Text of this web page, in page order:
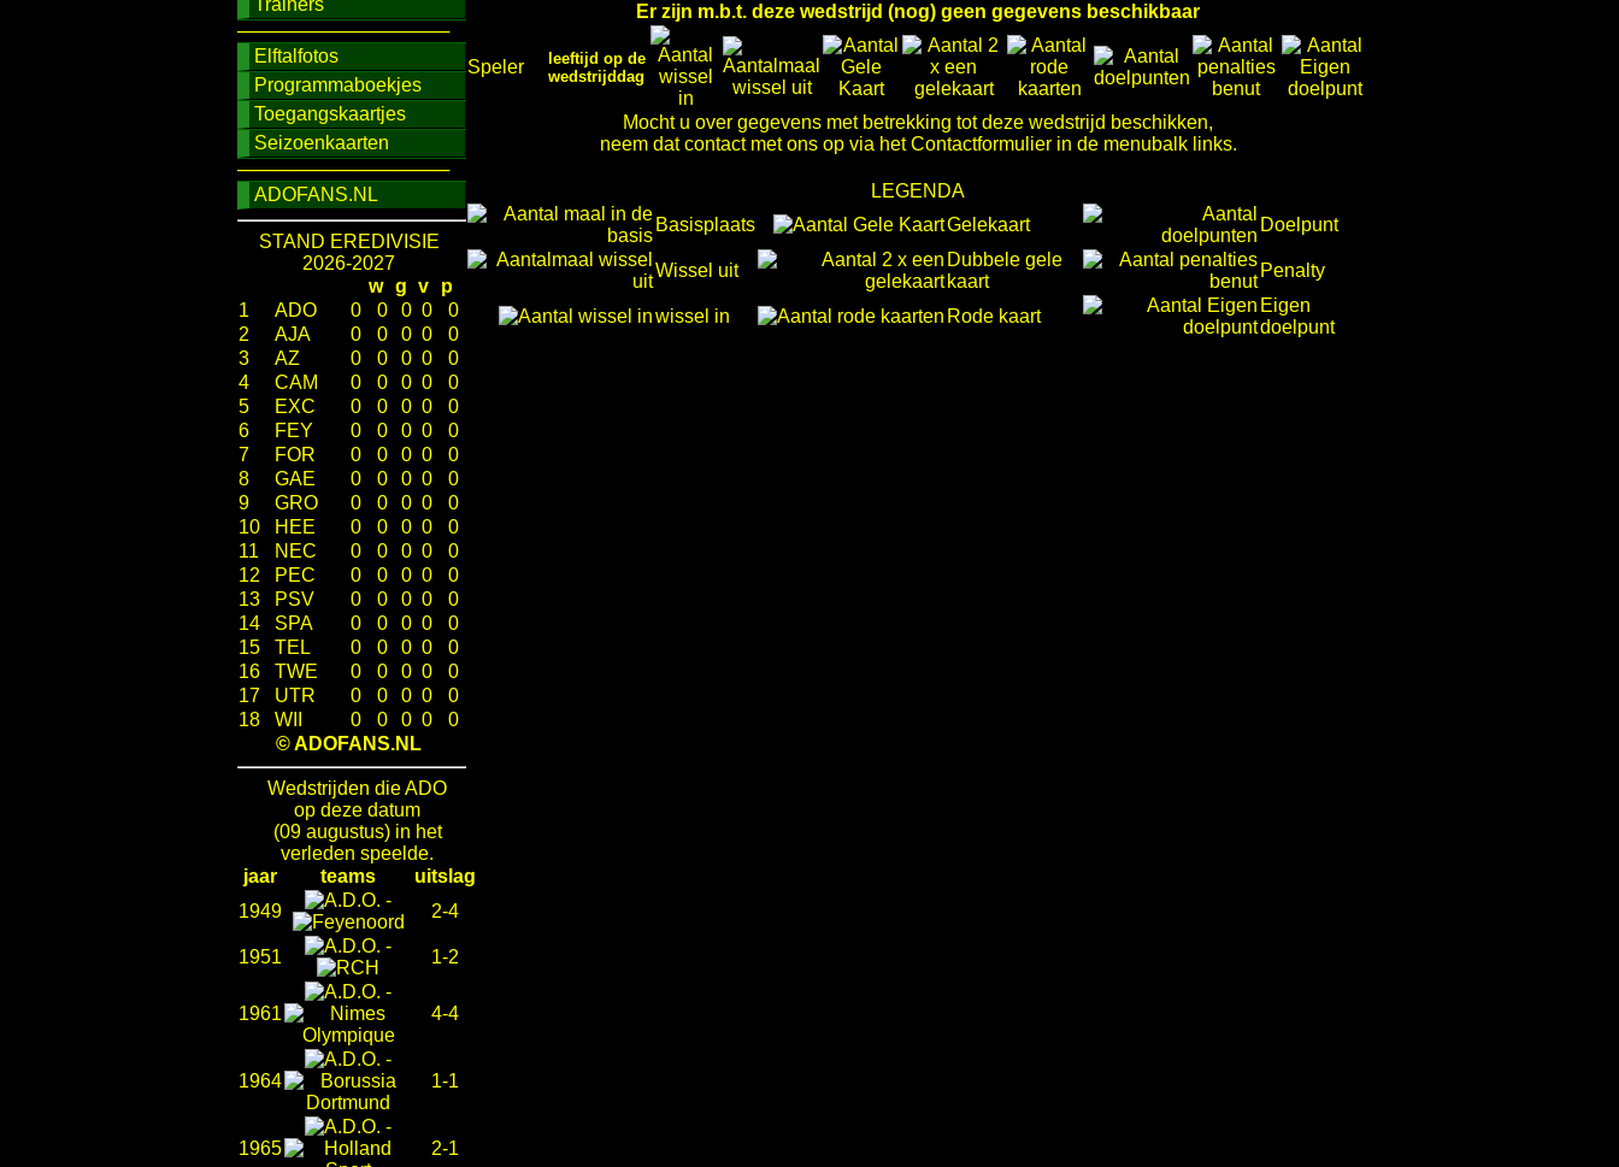
Trainers
────────────────
Elftalfotos
Programmaboekjes
Toegangskaartjes
Seizoenkaarten
────────────────
ADOFANS.NL
STAND EREDIVISIE
2026-2027
w g v
p
1
ADO 0 0 0 0
0
2
AJA 0 0 0 0
0
3
AZ 0 0 0 0
0
4
CAM 0 0 0 0
0
5
EXC 0 0 0 0
0
6
FEY 0 0 0 0
0
7
FOR 0 0 0 0
0
8
GAE 0 0 0 0
0
9
GRO 0 0 0 0
0
10
HEE 0 0 0 0
0
11
NEC 0 0 0 0
0
12
PEC 0 0 0 0
0
13
PSV 0 0 0 0
0
14
SPA 0 0 0 0
0
15
TEL 0 0 0 0
0
16
TWE 0 0 0 0
0
17
UTR 0 0 0 0
0
18
WII 0 0 0 0
0
© ADOFANS.NL
Wedstrijden die ADO
op deze datum
(09 augustus) in het
verleden speelde.
jaar
teams
uitslag
1949
-
2-4
1951
-
1-2
1961
-
4-4
1964
-
1-1
1965
-
2-1
Er zijn m.b.t. deze wedstrijd (nog) geen gegevens beschikbaar
Speler
leeftijd op de
wedstrijddag
Mocht u over gegevens met betrekking tot deze wedstrijd beschikken,
neem dat contact met ons op via het Contactformulier in de menubalk links.
LEGENDA
Basisplaats
Gelekaart Doelpunt
Wissel uit
Dubbele gele
kaart
Penalty
wissel in Rode kaart
Eigen
doelpunt